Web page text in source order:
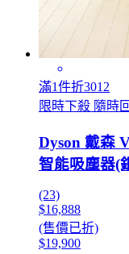
滿1件折3012
限時下殺 隨時
Dyson 戴森
智能吸塵器(
(23)
$16,888
(售價已折)
$19,900